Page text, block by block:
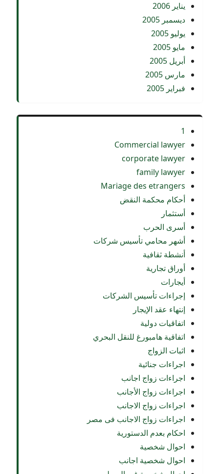
يناير 2006
ديسمبر 2005
يوليو 2005
مايو 2005
أبريل 2005
مارس 2005
فبراير 2005
1
Commercial lawyer
corporate lawyer
family lawyer
Mariage des etrangers
أحكام محكمة النقض
أستثمار
أسرى الحرب
أشهر محامي تأسيس شركات
أنشطة ثقافية
أوراق تجارية
أيجارات
إجراءات تأسيس الشركات
إنتهاء عقد الإيجار
اتفاقيات دولية
اتفاقية هامبورغ للنقل البحري
اثبات الزواج
اجراءات جنائية
اجراءات زواج اجانب
اجراءات زواج الأجانب
اجراءات زواج الاجانب
اجراءات زواج الاجانب فى مصر
احكام بعدم الدستورية
احوال شخصية
احوال شخصية اجانب